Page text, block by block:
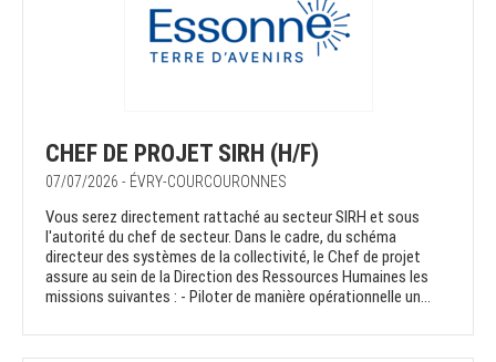
CHEF DE PROJET SIRH (H/F)
07/07/2026 - ÉVRY-COURCOURONNES
Vous serez directement rattaché au secteur SIRH et sous
l'autorité du chef de secteur. Dans le cadre, du schéma
directeur des systèmes de la collectivité, le Chef de projet
assure au sein de la Direction des Ressources Humaines les
missions suivantes : - Piloter de manière opérationnelle un...